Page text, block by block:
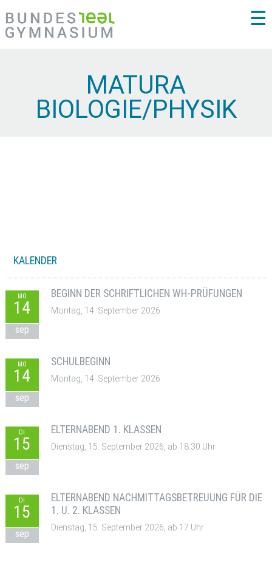
☰
MATURA
BIOLOGIE/PHYSIK
KALENDER
MO
14
sep
BEGINN DER SCHRIFTLICHEN WH-PRÜFUNGEN
Montag, 14. September 2026
MO
14
sep
SCHULBEGINN
Montag, 14. September 2026
DI
15
sep
ELTERNABEND 1. KLASSEN
Dienstag, 15. September 2026, ab 18:30 Uhr
DI
15
sep
ELTERNABEND NACHMITTAGSBETREUUNG FÜR DIE
1. U. 2. KLASSEN
Dienstag, 15. September 2026, ab 17 Uhr